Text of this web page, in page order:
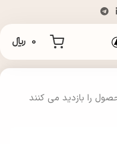
0 ﷼
را بازدید می کنند